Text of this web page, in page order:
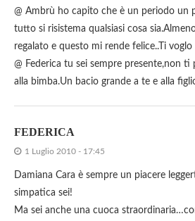
@ Ambrù ho capito che è un periodo un
tutto si risistema qualsiasi cosa
regalato e questo mi rende felice..Ti voglo
@ Federica tu sei sempre presente,non ti
alla bimba.Un bacio grande a te e alla
FEDERICA
1 Luglio 2010 - 17:45
Damiana Cara è sempre un piacere
simpatica sei!
Ma sei anche una cuoca